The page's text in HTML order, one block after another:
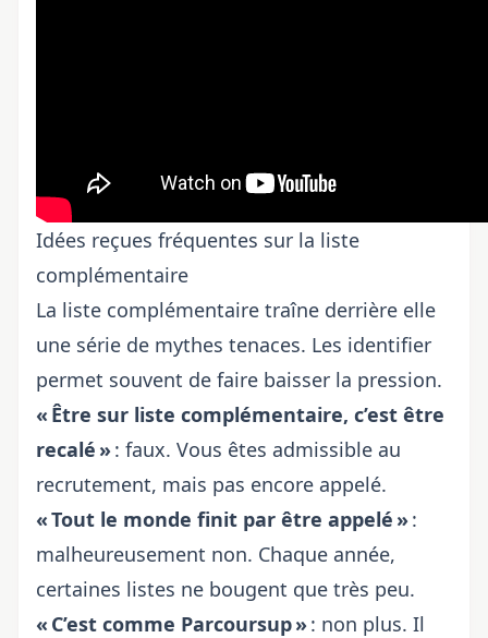
Idées reçues fréquentes sur la liste
complémentaire
La liste complémentaire traîne derrière elle
une série de mythes tenaces. Les identifier
permet souvent de faire baisser la pression.
« Être sur liste complémentaire, c’est être
recalé »: faux. Vous êtes admissible au
recrutement, mais pas encore appelé.
« Tout le monde finit par être appelé »:
malheureusement non. Chaque année,
certaines listes ne bougent que très peu.
« C’est comme Parcoursup »: non plus. Il